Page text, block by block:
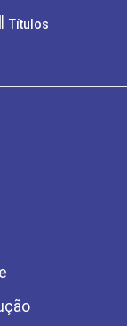
Títulos